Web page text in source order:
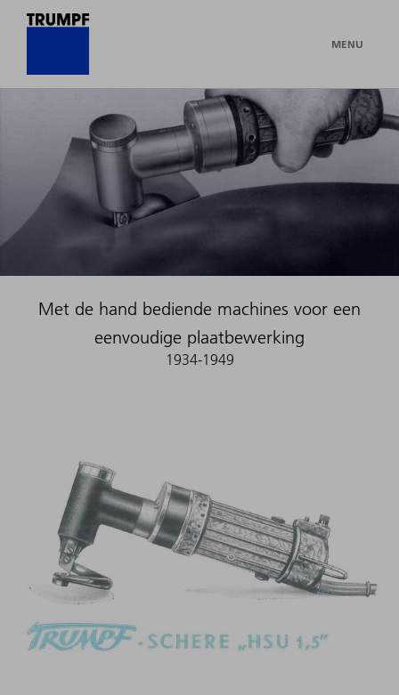
MENU
Met de hand bediende machines voor een
eenvoudige plaatbewerking
1934-1949